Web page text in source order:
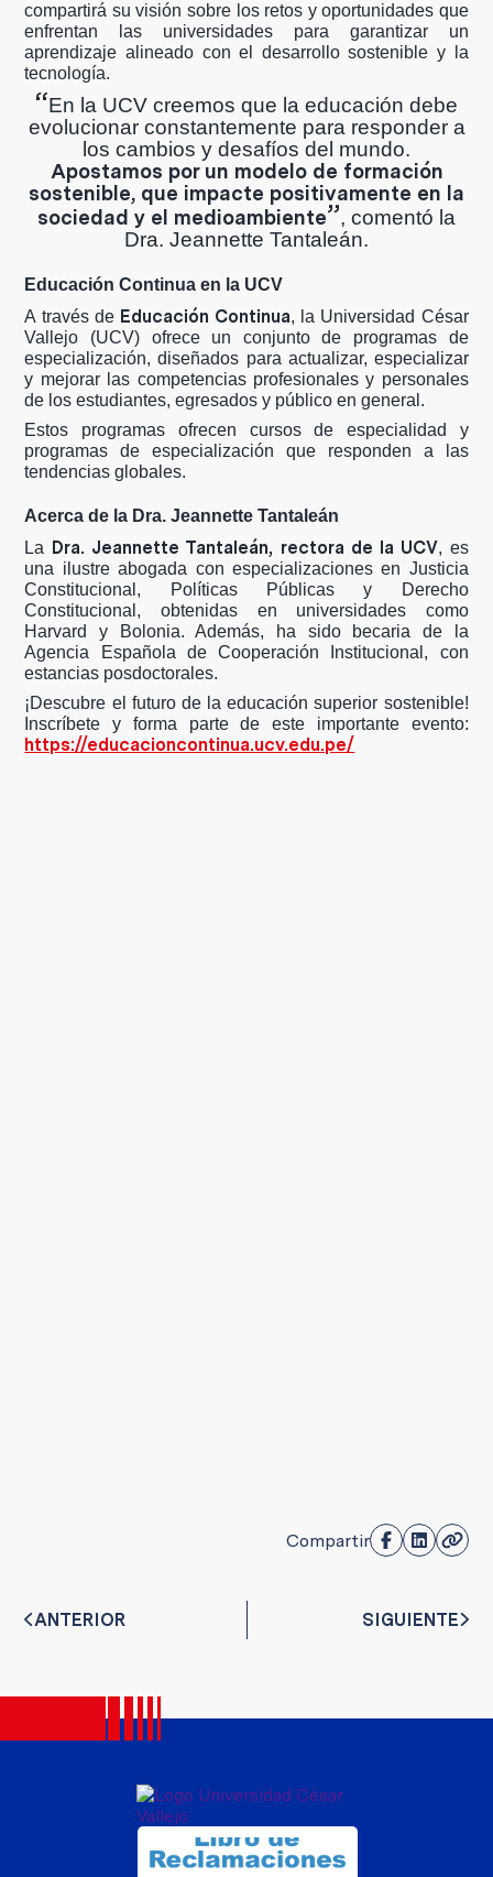
compartirá su visión sobre los retos y oportunidades que
enfrentan las universidades para garantizar un
aprendizaje alineado con el desarrollo sostenible y la
tecnología.
“En la UCV creemos que la educación debe
evolucionar constantemente para responder a
los cambios y desafíos del mundo.
Apostamos por un modelo de formación
sostenible, que impacte positivamente en la
sociedad y el medioambiente”, comentó la
Dra. Jeannette Tantaleán.
Educación Continua en la UCV
A través de Educación Continua, la Universidad César
Vallejo (UCV) ofrece un conjunto de programas de
especialización, diseñados para actualizar, especializar
y mejorar las competencias profesionales y personales
de los estudiantes, egresados y público en general.
Estos programas ofrecen cursos de especialidad y
programas de especialización que responden a las
tendencias globales.
Acerca de la Dra. Jeannette Tantaleán
La Dra. Jeannette Tantaleán, rectora de la UCV, es
una ilustre abogada con especializaciones en Justicia
Constitucional, Políticas Públicas y Derecho
Constitucional, obtenidas en universidades como
Harvard y Bolonia. Además, ha sido becaria de la
Agencia Española de Cooperación Institucional, con
estancias posdoctorales.
¡Descubre el futuro de la educación superior sostenible!
Inscríbete y forma parte de este importante evento:
https://educacioncontinua.ucv.edu.pe/
Compartir
ANTERIOR SIGUIENTE